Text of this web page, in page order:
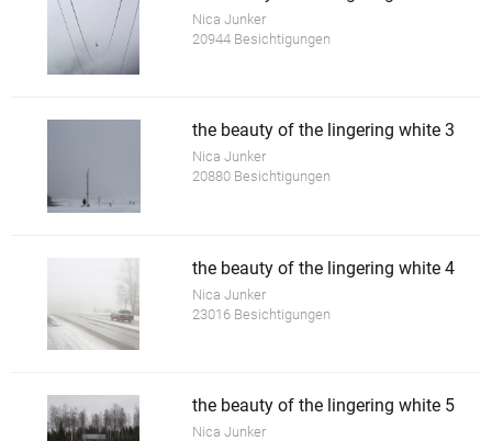
Nica Junker
20944 Besichtigungen
the beauty of the lingering white 3
Nica Junker
20880 Besichtigungen
the beauty of the lingering white 4
Nica Junker
23016 Besichtigungen
the beauty of the lingering white 5
Nica Junker